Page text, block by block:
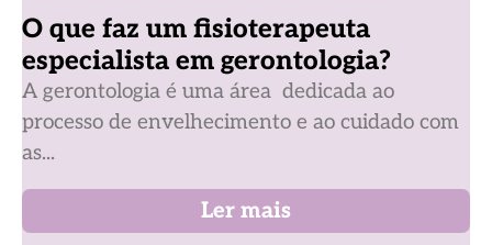
O que faz um fisioterapeuta
especialista em gerontologia?
A gerontologia é uma área dedicada ao
processo de envelhecimento e ao cuidado com
as...
Ler mais